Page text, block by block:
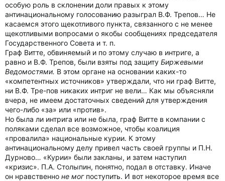
особую роль в склонении доли правых к этому
антинациональному голосованию разыграл В.Ф. Трепов… Не
касаемся этого щекотливого пункта, связанного с не менее
щекотливыми вопросами о якобы сообщениях председателя
Государственного Совета и т. п.
Граф Витте, обвиняемый и по этому случаю в интриге, а
равно и В.Ф. Трепов, были взяты под защиту Биржевыми
Ведомостями. В этом органе на основании каких-то
«компетентных источников» утверждали, что ни граф Витте,
ни В.Ф. Тре-пов никаких интриг не вели… Как мы объясняли
вчера, не имеем достаточных сведений для утверждения
чего-либо «за» или «против».
Но была ли интрига или не была, граф Витте в компании с
поляками сделал все возможное, чтобы коалиция
«провалила» национальные курии. К этому
антинациональному делу привел часть своей группы и П.Н.
Дурново… «Курии» были закланы, и затем наступил
«кризис». П.А. Столыпин, понятно, подал в отставку. Иначе
он нравственно не могпоступить. И вот некоторое время все